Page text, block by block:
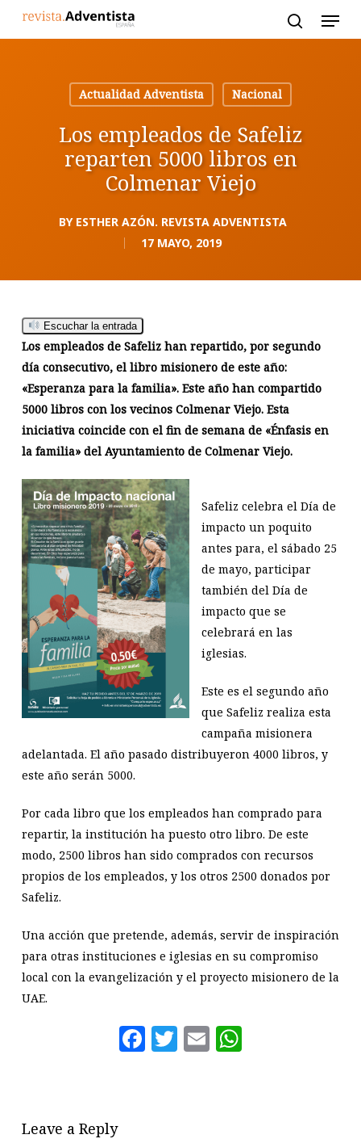
Actualidad Adventista
Nacional
Los empleados de Safeliz
reparten 5000 libros en
Colmenar Viejo
BY ESTHER AZÓN. REVISTA ADVENTISTA
17 MAYO, 2019
Escuchar la entrada
Los empleados de Safeliz han repartido, por segundo
día consecutivo, el libro misionero de este año:
«Esperanza para la familia». Este año han compartido
5000 libros con los vecinos Colmenar Viejo. Esta
iniciativa coincide con el fin de semana de «Énfasis en
la familia» del Ayuntamiento de Colmenar Viejo.
Safeliz celebra el Día de
impacto un poquito
antes para, el sábado 25
de mayo, participar
también del Día de
impacto que se
celebrará en las
iglesias.
Este es el segundo año
que Safeliz realiza esta
campaña misionera
adelantada. El año pasado distribuyeron 4000 libros, y
este año serán 5000.
Por cada libro que los empleados han comprado para
repartir, la institución ha puesto otro libro. De este
modo, 2500 libros han sido comprados con recursos
propios de los empleados, y los otros 2500 donados por
Safeliz.
Una acción que pretende, además, servir de inspiración
para otras instituciones e iglesias en su compromiso
local con la evangelización y el proyecto misionero de la
UAE.
Facebook
Twitter
Email
Leave a Reply